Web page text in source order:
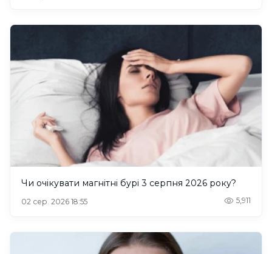
Чи очікувати магнітні бурі 3 серпня 2026 року?
02 сер. 2026 18:55 5,911